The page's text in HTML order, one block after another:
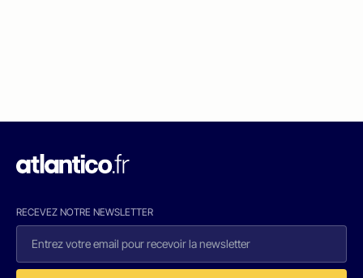
RECEVEZ NOTRE NEWSLETTER